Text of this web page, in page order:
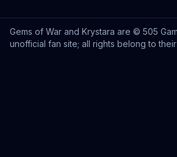
Gems of War and Krystara are © 505
unofficial fan site; all rights belong to